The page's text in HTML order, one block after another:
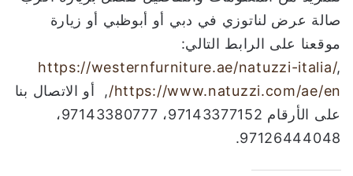
صالة عرض لناتوزي في دبي أو أبوظبي أو زيارة
موقعنا على الرابط التالي:
https://westernfurniture.ae/natuzzi-italia/,
https://www.natuzzi.com/ae/en/ , أو الاتصال بنا
على الأرقام 97143377152، 97143380777،
97126444048.